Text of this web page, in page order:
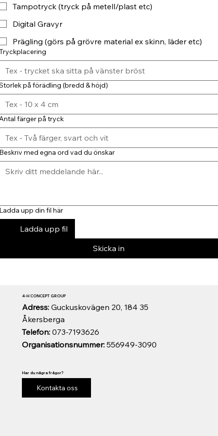
Tampotryck (tryck på metell/plast etc)
Digital Gravyr
Prägling (görs på grövre material ex skinn, läder etc)
på förädling (bredd & höjd)
färger på tryck
med egna ord vad du önskar
upp din fil här
Ladda upp fil
Skicka in
Organisationsnummer:556949-3090
Telefon:073-7193626
Adress: Guckuskovägen 20, 184 35
Åkersberga
4-H CONCEPT GROUP
Har du några frågor?
Kontakta oss